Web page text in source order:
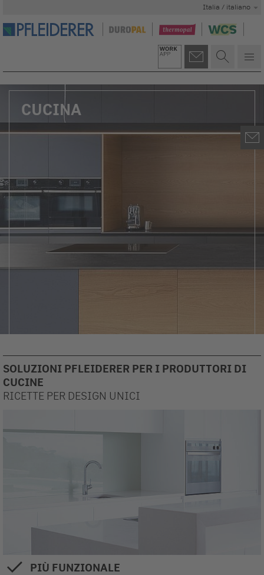
Italia / italiano
CUCINA
SOLUZIONI PFLEIDERER PER I PRODUTTORI DI
CUCINE
RICETTE PER DESIGN UNICI
PIÙ FUNZIONALE